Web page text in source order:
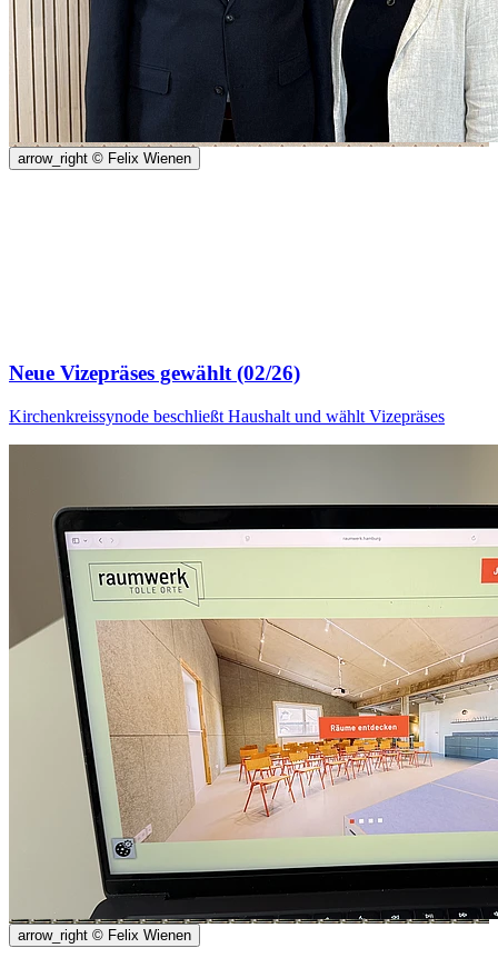
arrow_right © Felix Wienen
Neue Vizepräses gewählt (02/26)
Kirchenkreissynode beschließt Haushalt und wählt Vizepräses
arrow_right © Felix Wienen